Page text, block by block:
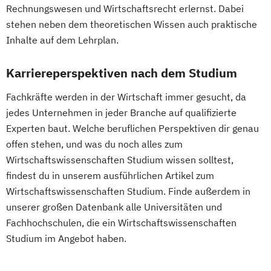
Pferdewissenschaften
PhD-Studium Biomolecular Technology of
Proteins (BioToP)
Stoffliche und energetische Nutzung
nachwachsender Rohstoffe (NAWARO) -
internationales Masterprogramm
Biomassetechnologie
Sustainability in Agriculture
Food Production and Food Technology in
the Danube Region
Umwelt- und Bioressourcenmanagement
Umweltingenieurwissenschaften
Universitätslehrgang Advanced
technologies in smart crop farming
Rechnungswesen und Wirtschaftsrecht erlernst. Dabei
stehen neben dem theoretischen Wissen auch praktische
Inhalte auf dem Lehrplan.
Karriereperspektiven nach dem Studium
Fachkräfte werden in der Wirtschaft immer gesucht, da
jedes Unternehmen in jeder Branche auf qualifizierte
Experten baut. Welche beruflichen Perspektiven dir genau
offen stehen, und was du noch alles zum
Wirtschaftswissenschaften Studium wissen solltest,
findest du in unserem ausführlichen Artikel zum
Wirtschaftswissenschaften Studium. Finde außerdem in
unserer großen Datenbank alle Universitäten und
Fachhochschulen, die ein Wirtschaftswissenschaften
Studium im Angebot haben.